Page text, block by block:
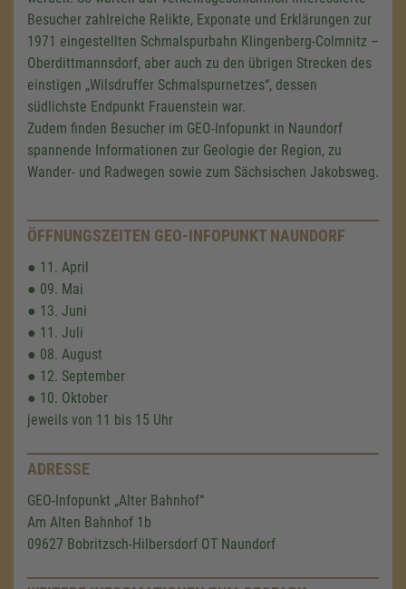
Besucher zahlreiche Relikte, Exponate und Erklärungen zur
1971 eingestellten Schmalspurbahn Klingenberg-Colmnitz –
Oberdittmannsdorf, aber auch zu den übrigen Strecken des
einstigen „Wilsdruffer Schmalspurnetzes“, dessen
südlichste Endpunkt Frauenstein war.
Zudem finden Besucher im GEO-Infopunkt in Naundorf
spannende Informationen zur Geologie der Region, zu
Wander- und Radwegen sowie zum Sächsischen Jakobsweg.
ÖFFNUNGSZEITEN GEO-INFOPUNKT NAUNDORF
● 11. April
● 09. Mai
● 13. Juni
● 11. Juli
● 08. August
● 12. September
● 10. Oktober
jeweils von 11 bis 15 Uhr
ADRESSE
GEO-Infopunkt „Alter Bahnhof“
Am Alten Bahnhof 1b
09627 Bobritzsch-Hilbersdorf OT Naundorf